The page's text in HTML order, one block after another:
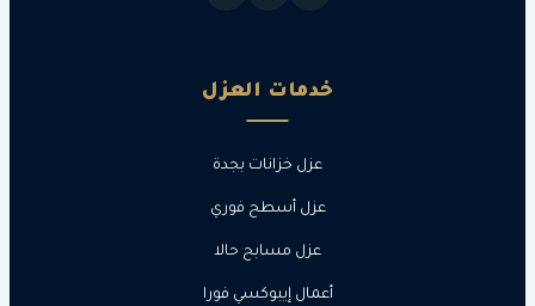
خدمات العزل
عزل خزانات بجدة
عزل أسطح فوري
عزل مسابح حالا
أعمال إيبوكسي فورا